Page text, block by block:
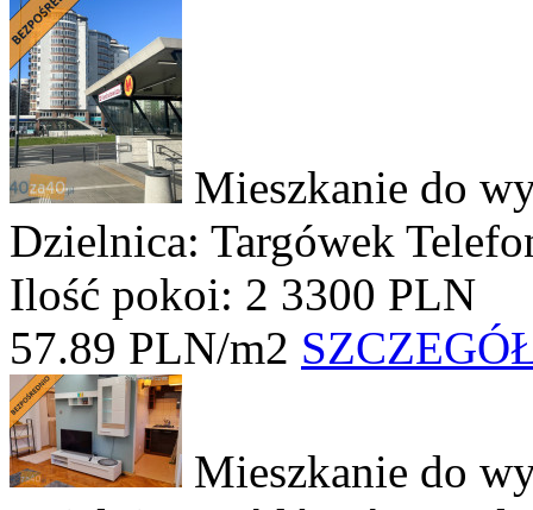
Mieszkanie do
Dzielnica: Targówek
Ilość pokoi: 2 3300 PLN
57.89 PLN/m2
Mieszkanie do